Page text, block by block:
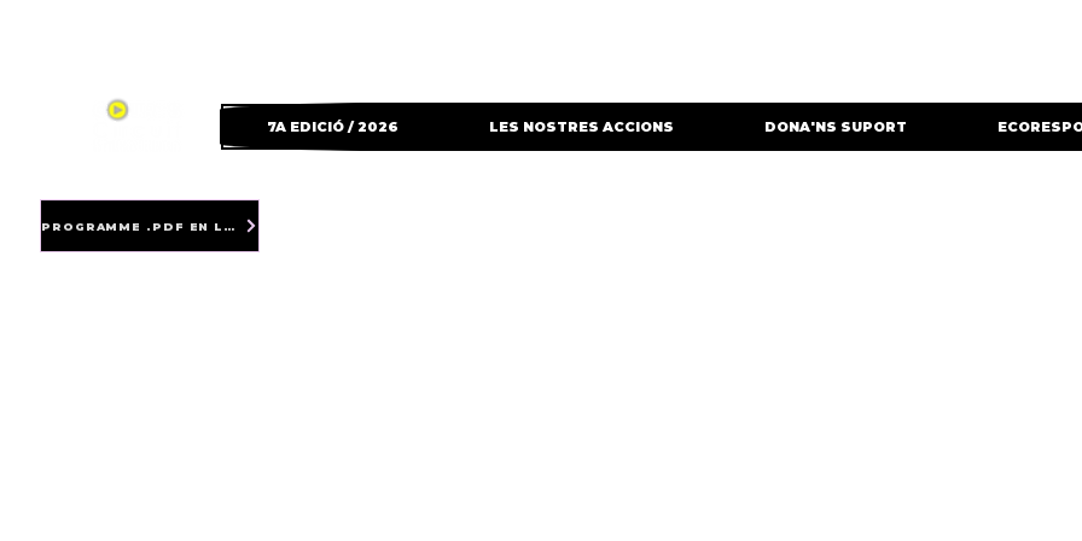
7A EDICIÓ / 2026 LES NOSTRES ACCIONS DONA'NS SUPORT
PROGRAMME .PDF EN LIGNE